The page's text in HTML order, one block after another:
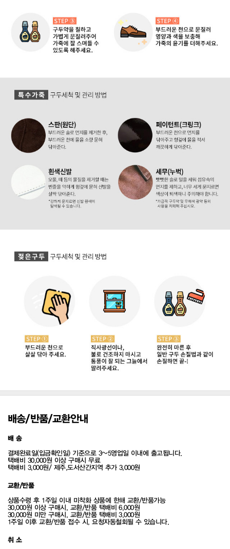
배송/반품/교환안내
배 송
결제완료일(입금확인일) 기준으로 3~5영업일 이내에 출고됩니다.
택배비 30,000원 이상 구매시 무료
택배비 3,000원/ 제주,도서산간지역 추가 3,000원
교환/반품
상품수령 후 1주일 이내 미착화 상품에 한해 교환/반품가능
30,000원 이상 구매시, 교환/반품 택배비 6,000원
30,000원 미만 구매시, 교환/반품 택배비 3,000원
1주일 이후 교환/반품 접수 시, 요청자동철회될 수 있습니다.
취 소